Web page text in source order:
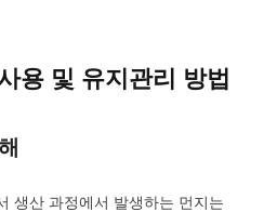
용 및 유지관리 방법
생산 과정에서 발생하는 먼지는